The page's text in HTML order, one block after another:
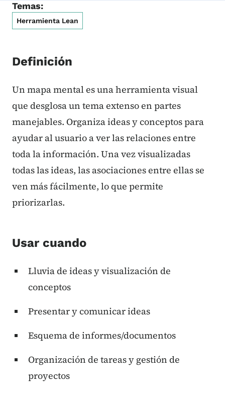
Temas:
Herramienta Lean
Definición
Un mapa mental es una herramienta visual
que desglosa un tema extenso en partes
manejables. Organiza ideas y conceptos para
ayudar al usuario a ver las relaciones entre
toda la información. Una vez visualizadas
todas las ideas, las asociaciones entre ellas se
ven más fácilmente, lo que permite
priorizarlas.
Usar cuando
Lluvia de ideas y visualización de
conceptos
Presentar y comunicar ideas
Esquema de informes/documentos
Organización de tareas y gestión de
proyectos